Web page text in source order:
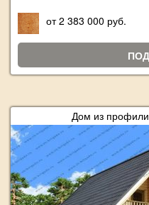
от 2 383 000 руб.
Дом из